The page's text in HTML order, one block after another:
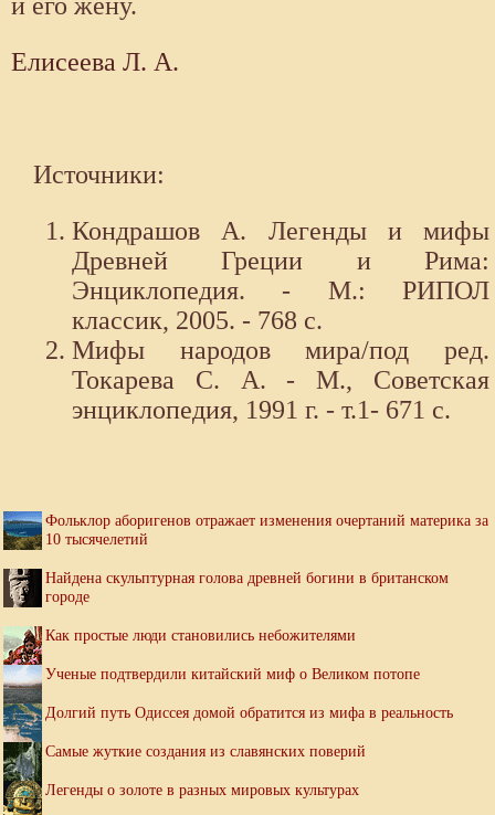
Елисеева Л. А.
Источники:
Кондрашов А. Легенды и мифы
Древней Греции и Рима:
Энциклопедия. - М.: РИПОЛ
классик, 2005. - 768 с.
Мифы народов мира/под ред.
Токарева С. А. - М., Советская
энциклопедия, 1991 г. - т.1- 671 с.
Фольклор аборигенов отражает изменения очертаний материка за
10 тысячелетий
Найдена скульптурная голова древней богини в британском
городе
Как простые люди становились небожителями
Ученые подтвердили китайский миф о Великом потопе
Долгий путь Одиссея домой обратится из мифа в реальность
Самые жуткие создания из славянских поверий
Легенды о золоте в разных мировых культурах